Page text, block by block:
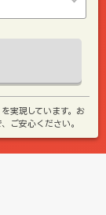
実現しています。お
ご安心ください。